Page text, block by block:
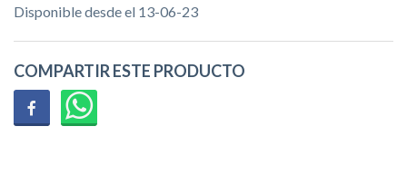
Disponible desde el 13-06-23
COMPARTIR ESTE PRODUCTO